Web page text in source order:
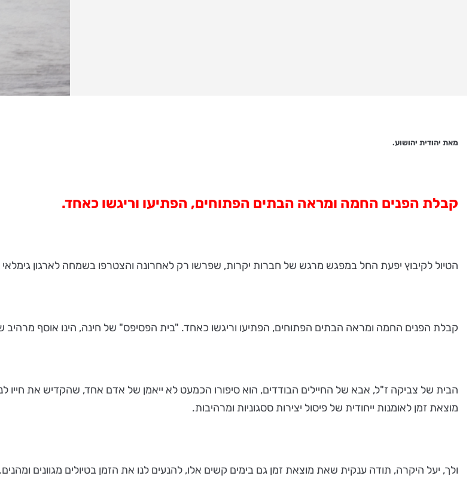
מאת יהודית יהושוע.
קבלת הפנים החמה ומראה הבתים הפתוחים, הפתיעו וריגשו כאחד.
הטיול לקיבוץ יפעת החל במפגש מרגש של חברות יקרות, שפרשו רק לאחרונה והצטרפו בשמחה לארגון גימלאי
קבלת הפנים החמה ומראה הבתים הפתוחים, הפתיעו וריגשו כאחד. "בית הפסיפס" של חינה, הינו אוסף מרהיב של
הבית של צביקה ז"ל, אבא של החיילים הבודדים, הוא סיפורו הכמעט לא ייאמן של אדם אחד, שהקדיש את חייו
מוצאת זמן לאומנות ייחודית של פיסול יצירות ססגוניות ומרהיבות.
ולך, יעל היקרה, תודה ענקית שאת מוצאת זמן גם בימים קשים אלו, להנעים לנו את הזמן בטיולים מגוונים